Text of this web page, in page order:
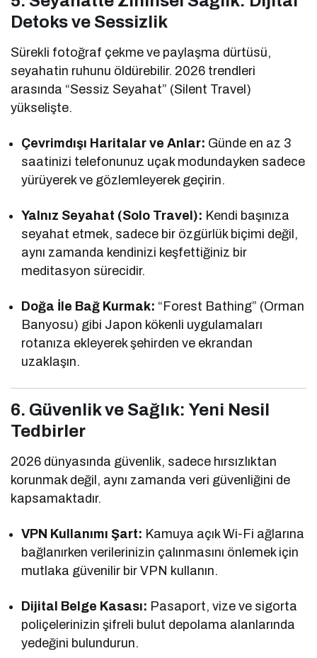
Detoks ve Sessizlik
Sürekli fotoğraf çekme ve paylaşma dürtüsü,
seyahatin ruhunu öldürebilir. 2026 trendleri
arasında “Sessiz Seyahat” (Silent Travel)
yükselişte.
Çevrimdışı Haritalar ve Anlar: Günde en az 3
saatinizi telefonunuz uçak modundayken sadece
yürüyerek ve gözlemleyerek geçirin.
Yalnız Seyahat (Solo Travel): Kendi başınıza
seyahat etmek, sadece bir özgürlük biçimi değil,
aynı zamanda kendinizi keşfettiğiniz bir
meditasyon sürecidir.
Doğa İle Bağ Kurmak: “Forest Bathing” (Orman
Banyosu) gibi Japon kökenli uygulamaları
rotanıza ekleyerek şehirden ve ekrandan
uzaklaşın.
6. Güvenlik ve Sağlık: Yeni Nesil
Tedbirler
2026 dünyasında güvenlik, sadece hırsızlıktan
korunmak değil, aynı zamanda veri güvenliğini de
kapsamaktadır.
VPN Kullanımı Şart: Kamuya açık Wi-Fi ağlarına
bağlanırken verilerinizin çalınmasını önlemek için
mutlaka güvenilir bir VPN kullanın.
Dijital Belge Kasası: Pasaport, vize ve sigorta
poliçelerinizin şifreli bulut depolama alanlarında
yedeğini bulundurun.